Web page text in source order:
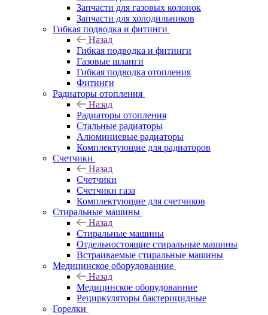
Запчасти для газовых колонок
Запчасти для холодильников
Гибкая подводка и фитинги
Назад
Гибкая подводка и фитинги
Газовые шланги
Гибкая подводка отопления
Фитинги
Радиаторы отопления
Назад
Радиаторы отопления
Стальные радиаторы
Алюминиевые радиаторы
Комплектующие для радиаторов
Счетчики
Назад
Счетчики
Счетчики газа
Комплектующие для счетчиков
Стиральные машины
Назад
Стиральные машины
Отдельностоящие стиральные машины
Встраиваемые стиральные машины
Медицинское оборудованние
Назад
Медицинское оборудованние
Рециркуляторы бактерицидные
Горелки